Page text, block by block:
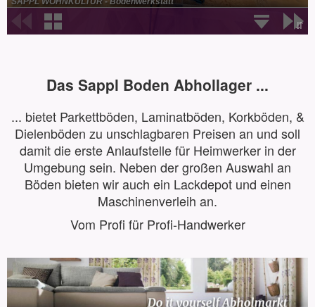
Das Sappl Boden Abhollager ...
... bietet Parkettböden, Laminatböden, Korkböden, &
Dielenböden zu unschlagbaren Preisen an und soll
damit die erste Anlaufstelle für Heimwerker in der
Umgebung sein. Neben der großen Auswahl an
Böden bieten wir auch ein Lackdepot und einen
Maschinenverleih an.
Vom Profi für Profi-Handwerker